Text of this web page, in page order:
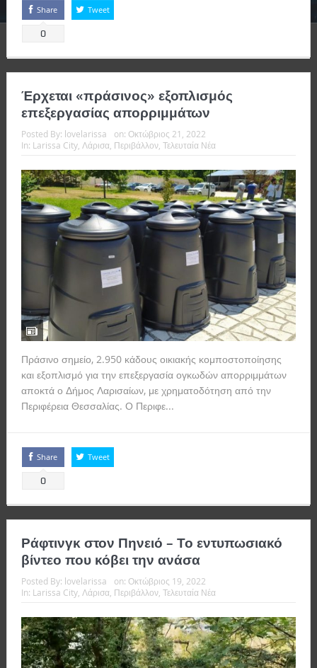
Share
0
Tweet
Έρχεται «πράσινος» εξοπλισμός
επεξεργασίας απορριμμάτων
Posted By: lovelarissa on: Οκτώβριος 21, 2022
In: Larissa City, Λάρισα, Περιβάλλον, Τελευταία Νέα
Πράσινο σημείο, 2.950 κάδους οικιακής κομποστοποίησης
και εξοπλισμό για την επεξεργασία ογκωδών απορριμμάτων
αποκτά ο Δήμος Λαρισαίων, με χρηματοδότηση από την
Περιφέρεια Θεσσαλίας. Ο Περιφε...
Share
0
Tweet
Ράφτινγκ στον Πηνειό – Το εντυπωσιακό
βίντεο που κόβει την ανάσα
Posted By: lovelarissa on: Οκτώβριος 19, 2022
In: Larissa City, Λάρισα, Περιβάλλον, Τελευταία Νέα